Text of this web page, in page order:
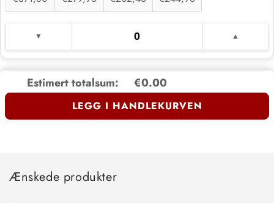
Estimert totalsum: €0.00
LEGG I HANDLEKURVEN
Ænskede produkter